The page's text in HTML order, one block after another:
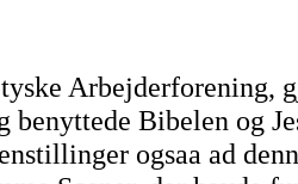
Arbejderforening,
benyttede Bibelen og
ogsaa ad